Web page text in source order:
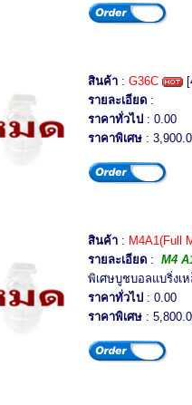
สินค้า : G36C
รายละเอียด :
ราคาทั่วไป : 0.00
ราคาพิเศษ :
สินค้า : M4A1(Full
รายละเอียด : M4
พิเศษบูชบอลแบริ่งเ
ราคาทั่วไป : 0.00
ราคาพิเศษ :